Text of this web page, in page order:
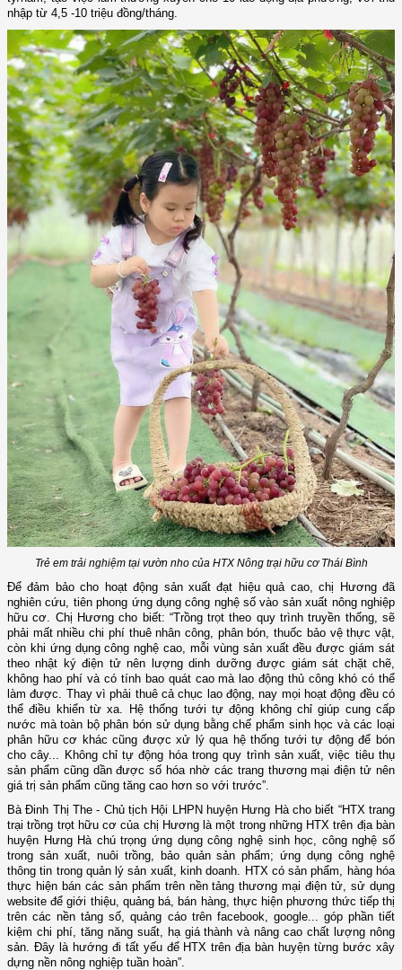
nhập từ 4,5 -10 triệu đồng/tháng.
Trẻ em trải nghiệm tại vườn nho của HTX Nông trại hữu cơ Thái Bình
Để đảm bảo cho hoạt động sản xuất đạt hiệu quả cao, chị Hương đã
nghiên cứu, tiên phong ứng dụng công nghệ số vào sản xuất nông nghiệp
hữu cơ. Chị Hương cho biết: “Trồng trọt theo quy trình truyền thống, sẽ
phải mất nhiều chi phí thuê nhân công, phân bón, thuốc bảo vệ thực vật,
còn khi ứng dụng công nghệ cao, mỗi vùng sản xuất đều được giám sát
theo nhật ký điện tử nên lượng dinh dưỡng được giám sát chặt chẽ,
không hao phí và có tính bao quát cao mà lao động thủ công khó có thể
làm được. Thay vì phải thuê cả chục lao động, nay mọi hoạt động đều có
thể điều khiển từ xa. Hệ thống tưới tự động không chỉ giúp cung cấp
nước mà toàn bộ phân bón sử dụng bằng chế phẩm sinh học và các loại
phân hữu cơ khác cũng được xử lý qua hệ thống tưới tự động để bón
cho cây... Không chỉ tự động hóa trong quy trình sản xuất, việc tiêu thụ
sản phẩm cũng dần được số hóa nhờ các trang thương mại điện tử nên
giá trị sản phẩm cũng tăng cao hơn so với trước”.
Bà Đinh Thị The - Chủ tịch Hội LHPN huyện Hưng Hà cho biết “HTX trang
trại trồng trọt hữu cơ của chị Hương là một trong những HTX trên địa bàn
huyện Hưng Hà chú trọng ứng dụng công nghệ sinh học, công nghệ số
trong sản xuất, nuôi trồng, bảo quản sản phẩm; ứng dụng công nghệ
thông tin trong quản lý sản xuất, kinh doanh. HTX có sản phẩm, hàng hóa
thực hiện bán các sản phẩm trên nền tảng thương mại điện tử, sử dụng
website để giới thiệu, quảng bá, bán hàng, thực hiện phương thức tiếp thị
trên các nền tảng số, quảng cáo trên facebook, google... góp phần tiết
kiệm chi phí, tăng năng suất, hạ giá thành và nâng cao chất lượng nông
sản. Đây là hướng đi tất yếu để HTX trên địa bàn huyện từng bước xây
dựng nền nông nghiệp tuần hoàn”.